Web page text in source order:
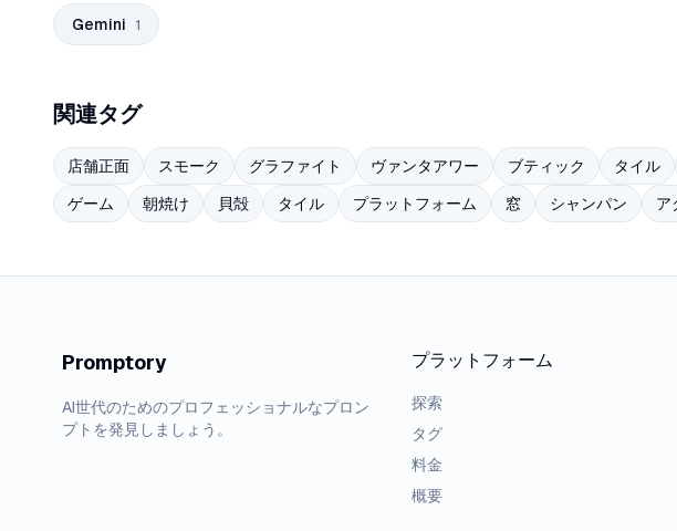
Gemini 1
関連タグ
店舗正面 スモーク グラファイト ヴァンタアワー ブティック タイル
ゲーム
朝焼け 貝殻 タイル プラットフォーム 窓 シャンパン ア
Promptory
AI世代のためのプロフェッショナルなプロン
プトを発見しましょう。
プラットフォーム
探索
タグ
料金
概要